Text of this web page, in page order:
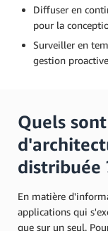
Diffuser en
pour la
Surveiller en
gestion
Quels
distribuée
En matière
applications qui
que sur un seul.